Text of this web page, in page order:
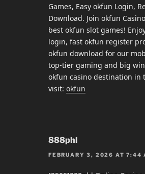
Games, Easy okfun Login,
Download. Join okfun
best okfun slot games!
login, fast okfun register
okfun download for our
top-tier gaming and big
okfun casino destination in
visit: okfun
888phl
FEBRUARY 3, 2026 AT 7:44